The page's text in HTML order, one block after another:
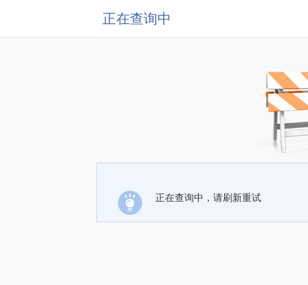
正在查询中
正在查询中，请刷新重试